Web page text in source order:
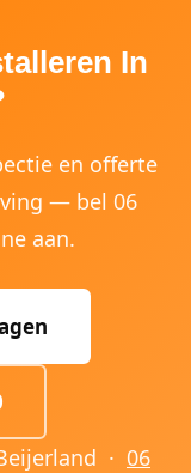
In
en offerte
— bel 06
aan.
· 06